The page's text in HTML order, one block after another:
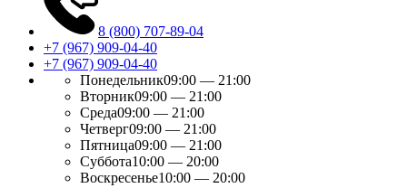
8 (800) 707-89-04
+7 (967) 909-04-40
+7 (967) 909-04-40
Понедельник09:00 — 21:00
Вторник09:00 — 21:00
Среда09:00 — 21:00
Четверг09:00 — 21:00
Пятница09:00 — 21:00
Суббота10:00 — 20:00
Воскресенье10:00 — 20:00